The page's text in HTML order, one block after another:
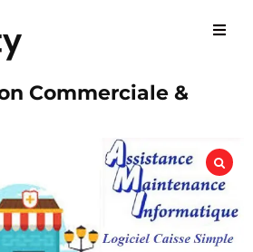
Commerciale &